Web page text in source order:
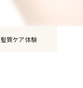
質ケア体験